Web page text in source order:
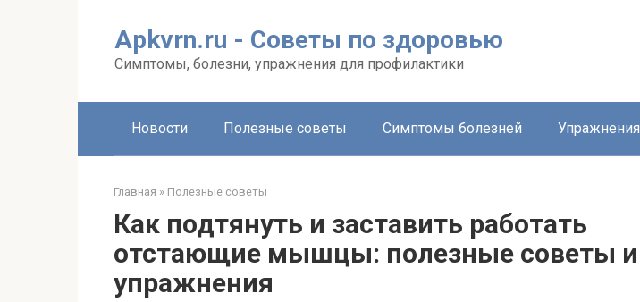
Apkvrn.ru - Советы по здоровью
Симптомы, болезни, упражнения для профилактики
Новости Полезные советы Симптомы болезней Упражнения
Главная » Полезные советы
Как подтянуть и заставить работать
отстающие мышцы: полезные советы и
упражнения